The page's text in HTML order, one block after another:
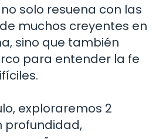
solo resuena con las
muchos creyentes en
sino que también
para entender la fe
exploraremos 2
profundidad,